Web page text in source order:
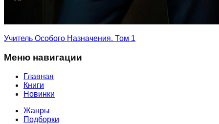
Учитель Особого Назначения. Том 1
Меню навигации
Главная
Книги
Новинки
Жанры
Подборки